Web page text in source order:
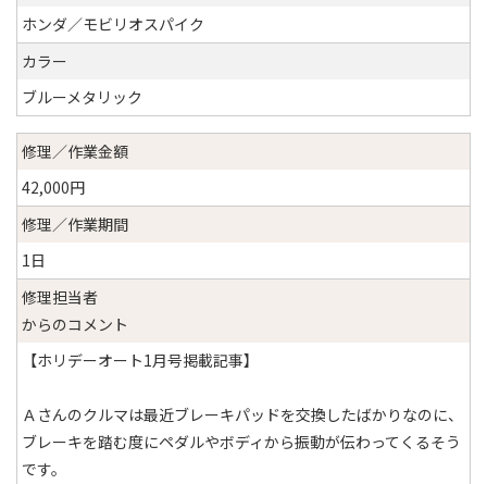
ホンダ／モビリオスパイク
カラー
ブルーメタリック
修理／作業金額
42,000円
修理／作業期間
1日
修理担当者
からのコメント
【ホリデーオート1月号掲載記事】
Ａさんのクルマは最近ブレーキパッドを交換したばかりなのに、
ブレーキを踏む度にペダルやボディから振動が伝わってくるそう
です。